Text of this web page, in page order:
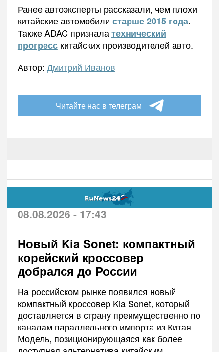
Ранее автоэксперты рассказали, чем плохи
китайские автомобили старше 2015 года.
Также ADAC призналатехнический
прогресскитайских производителей авто.
Автор: Дмитрий Иванов
Читайте нас в телеграм
08.08.2026 - 17:43
Новый Kia Sonet: компактный
корейский кроссовер
добрался до России
На российском рынке появился новый
компактный кроссовер Kia Sonet, который
доставляется в страну преимущественно по
каналам параллельного импорта из Китая.
Модель, позиционирующаяся как более